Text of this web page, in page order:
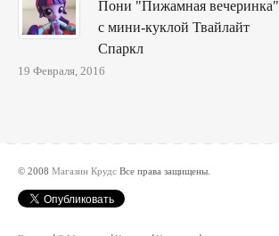
Пони "Пижамная вечеринка"
с мини-куклой Твайлайт
Спаркл
19 Февраля, 2016
© 2008 Магазин Крудс Все права защищены.